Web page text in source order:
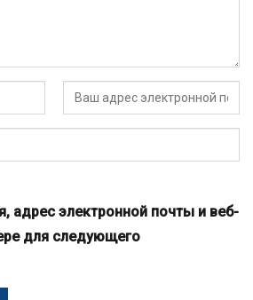
адрес электронной почты и веб-
для следующего